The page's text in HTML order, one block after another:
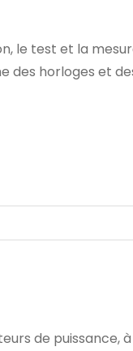
le test et la
des horloges et
de puissance,